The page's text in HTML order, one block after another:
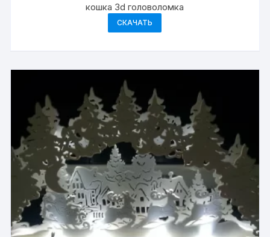
кошка 3d головоломка
СКАЧАТЬ